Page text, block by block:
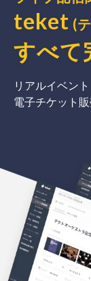
teket (
すべて
リアルイベン
電子チケット